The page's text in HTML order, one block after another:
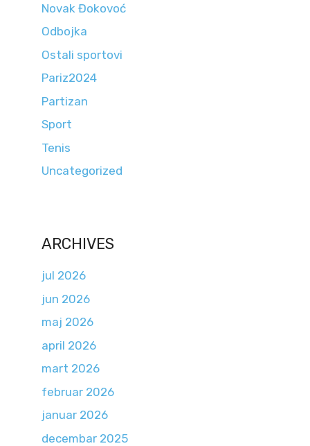
Novak Đokovoć
Odbojka
Ostali sportovi
Pariz2024
Partizan
Sport
Tenis
Uncategorized
ARCHIVES
jul 2026
jun 2026
maj 2026
april 2026
mart 2026
februar 2026
januar 2026
decembar 2025